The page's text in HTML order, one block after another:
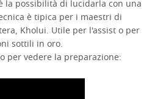
la possibilità di lucidarla con una
è tipica per i maestri di
Kholui. Utile per l'assist o per
sottili in oro.
per vedere la preparazione: